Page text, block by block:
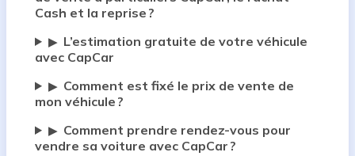
Cash et la reprise ?
▶ L’estimation gratuite de votre véhicule
avec CapCar
▶ Comment est fixé le prix de vente de
mon véhicule ?
▶ Comment prendre rendez-vous pour
vendre sa voiture avec CapCar ?